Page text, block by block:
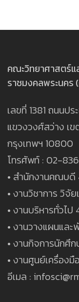
คณะวิทยาศาสตร์แ
ราชมงคลพระนคร
เลขที่ 1381 ถนนปร
แขวงวงศ์สว่าง เ
กรุงเทพฯ 10800
โทรศัพท์ : 02-
• สำนักงานคณบดี
• งานวิชาการ วิจั
• งานบริหารทั่วไป
• งานวางแผนแล
• งานกิจการนักศึก
• งานศูนย์เครื่อง
อีเมล :